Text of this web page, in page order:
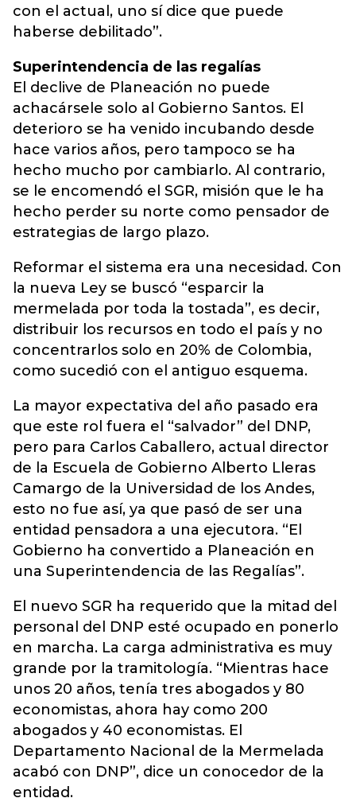
con el actual, uno sí dice que puede
haberse debilitado”.
Superintendencia de las regalías
El declive de Planeación no puede
achacársele solo al Gobierno Santos. El
deterioro se ha venido incubando desde
hace varios años, pero tampoco se ha
hecho mucho por cambiarlo. Al contrario,
se le encomendó el SGR, misión que le ha
hecho perder su norte como pensador de
estrategias de largo plazo.
Reformar el sistema era una necesidad. Con
la nueva Ley se buscó “esparcir la
mermelada por toda la tostada”, es decir,
distribuir los recursos en todo el país y no
concentrarlos solo en 20% de Colombia,
como sucedió con el antiguo esquema.
La mayor expectativa del año pasado era
que este rol fuera el “salvador” del DNP,
pero para Carlos Caballero, actual director
de la Escuela de Gobierno Alberto Lleras
Camargo de la Universidad de los Andes,
esto no fue así, ya que pasó de ser una
entidad pensadora a una ejecutora. “El
Gobierno ha convertido a Planeación en
una Superintendencia de las Regalías”.
El nuevo SGR ha requerido que la mitad del
personal del DNP esté ocupado en ponerlo
en marcha. La carga administrativa es muy
grande por la tramitología. “Mientras hace
unos 20 años, tenía tres abogados y 80
economistas, ahora hay como 200
abogados y 40 economistas. El
Departamento Nacional de la Mermelada
acabó con DNP”, dice un conocedor de la
entidad.